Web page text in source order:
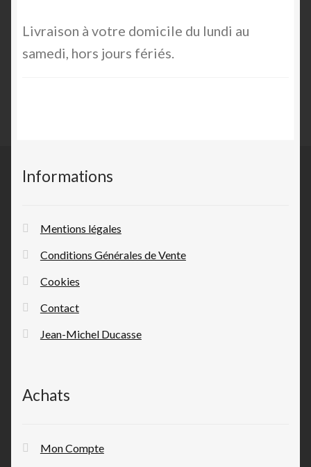
Livraison à votre domicile du lundi au
samedi, hors jours fériés.
Informations
Mentions légales
Conditions Générales de Vente
Cookies
Contact
Jean-Michel Ducasse
Achats
Mon Compte